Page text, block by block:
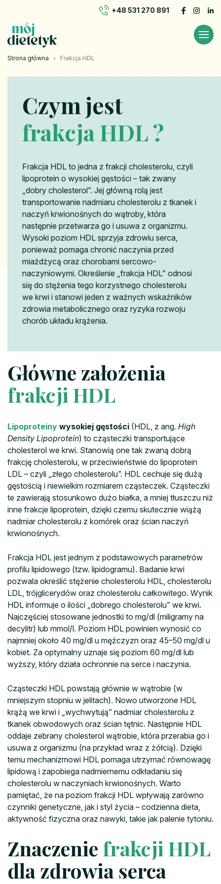
+48 531 270 891
Strona główna › Frakcja HDL
Czym jest
frakcja HDL ?
Frakcja HDL to jedna z frakcji cholesterolu, czyli
lipoprotein o wysokiej gęstości – tak zwany
„dobry cholesterol”. Jej główną rolą jest
transportowanie nadmiaru cholesterolu z tkanek i
naczyń krwionośnych do wątroby, która
następnie przetwarza go i usuwa z organizmu.
Wysoki poziom HDL sprzyja zdrowiu serca,
ponieważ pomaga chronić naczynia przed
miażdżycą oraz chorobami sercowo-
naczyniowymi. Określenie „frakcja HDL” odnosi
się do stężenia tego korzystnego cholesterolu
we krwi i stanowi jeden z ważnych wskaźników
zdrowia metabolicznego oraz ryzyka rozwoju
chorób układu krążenia.
Główne założenia
frakcji HDL
Lipoproteiny wysokiej gęstości (HDL, z ang. High
Density Lipoprotein) to cząsteczki transportujące
cholesterol we krwi. Stanowią one tak zwaną dobrą
frakcję cholesterolu, w przeciwieństwie do lipoprotein
LDL – czyli „złego cholesterolu”. HDL cechuje się dużą
gęstością i niewielkim rozmiarem cząsteczek. Cząsteczki
te zawierają stosunkowo dużo białka, a mniej tłuszczu niż
inne frakcje lipoprotein, dzięki czemu skutecznie wiążą
nadmiar cholesterolu z komórek oraz ścian naczyń
krwionośnych.
Frakcja HDL jest jednym z podstawowych parametrów
profilu lipidowego (tzw. lipidogramu). Badanie krwi
pozwala określić stężenie cholesterolu HDL, cholesterolu
LDL, trójglicerydów oraz cholesterolu całkowitego. Wynik
HDL informuje o ilości „dobrego cholesterolu” we krwi.
Najczęściej stosowane jednostki to mg/dl (miligramy na
decylitr) lub mmol/l. Poziom HDL powinien wynosić co
najmniej około 40 mg/dl u mężczyzn oraz 45–50 mg/dl u
kobiet. Za optymalny uznaje się poziom 60 mg/dl lub
wyższy, który działa ochronnie na serce i naczynia.
Cząsteczki HDL powstają głównie w wątrobie (w
mniejszym stopniu w jelitach). Nowo utworzone HDL
krążą we krwi i „wychwytują” nadmiar cholesterolu z
tkanek obwodowych oraz ścian tętnic. Następnie HDL
oddaje zebrany cholesterol wątrobie, która przerabia go i
usuwa z organizmu (na przykład wraz z żółcią). Dzięki
temu mechanizmowi HDL pomaga utrzymać równowagę
lipidową i zapobiega nadmiernemu odkładaniu się
cholesterolu w naczyniach krwionośnych. Warto
pamiętać, że na poziom frakcji HDL wpływają zarówno
czynniki genetyczne, jak i styl życia – codzienna dieta,
aktywność fizyczna oraz nawyki, takie jak palenie tytoniu.
Znaczenie frakcji HDL
dla zdrowia serca